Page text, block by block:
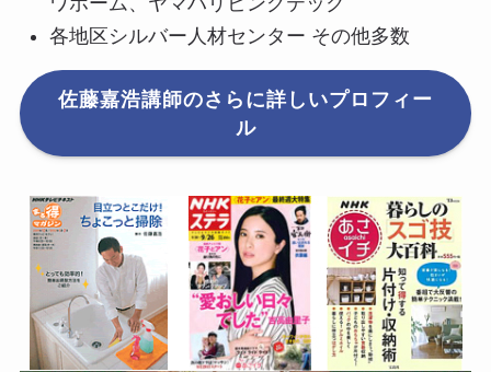
各地区シルバー人材センター その他多数
佐藤嘉浩講師のさらに詳しいプロフィー
ル